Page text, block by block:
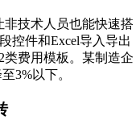
技术人员也能快速搭
控件和Excel导入导出
费用模板。某制造企
3%以下。